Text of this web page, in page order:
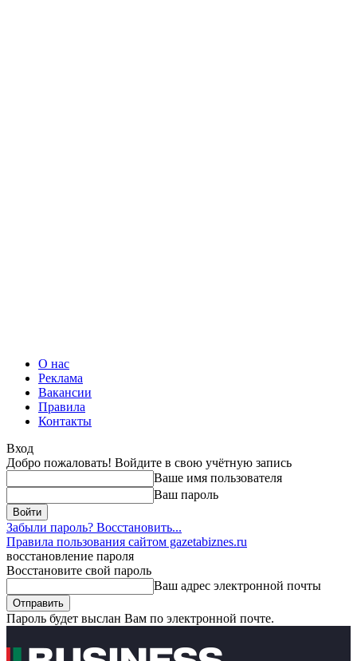
О нас
Реклама
Вакансии
Правила
Контакты
Вход
Добро пожаловать! Войдите в свою учётную запись
Ваше имя пользователя
Ваш пароль
Забыли пароль? Восстановить...
Правила пользования сайтом gazetabiznes.ru
восстановление пароля
Восстановите свой пароль
Ваш адрес электронной почты
Пароль будет выслан Вам по электронной почте.